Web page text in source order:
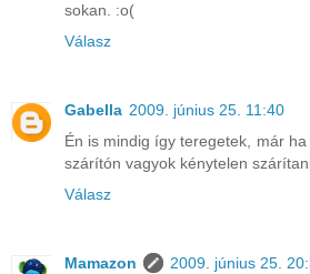
sokan. :o(
Válasz
Gabella 2009. június 25. 11:40
Én is mindig így teregetek, már
szárítón vagyok kénytelen
Válasz
Mamazon
2009. június 25.